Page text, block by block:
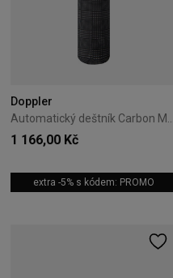
Doppler
1 166,00 Kč
extra -5% s kódem: PROMO